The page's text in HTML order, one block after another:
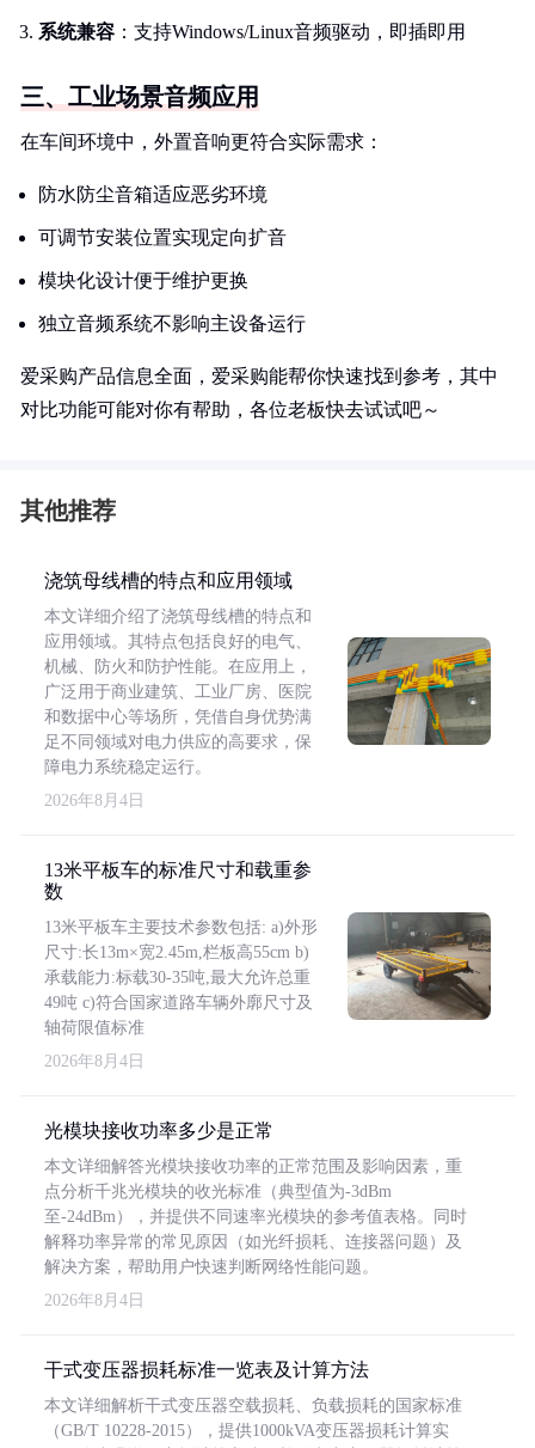
系统兼容 ：支持Windows/Linux音频驱动，即插即用
三、工业场景音频应用
在车间环境中，外置音响更符合实际需求：
防水防尘音箱适应恶劣环境
可调节安装位置实现定向扩音
模块化设计便于维护更换
独立音频系统不影响主设备运行
爱采购产品信息全面，爱采购能帮你快速找到参考，其中
对比功能可能对你有帮助，各位老板快去试试吧～
其他推荐
浇筑母线槽的特点和应用领域
本文详细介绍了浇筑母线槽的特点和
应用领域。其特点包括良好的电气、
机械、防火和防护性能。在应用上，
广泛用于商业建筑、工业厂房、医院
和数据中心等场所，凭借自身优势满
足不同领域对电力供应的高要求，保
障电力系统稳定运行。
2026年8月4日
13米平板车的标准尺寸和载重参
数
13米平板车主要技术参数包括: a)外形
尺寸:长13m×宽2.45m,栏板高55cm b)
承载能力:标载30-35吨,最大允许总重
49吨 c)符合国家道路车辆外廓尺寸及
轴荷限值标准
2026年8月4日
光模块接收功率多少是正常
本文详细解答光模块接收功率的正常范围及影响因素，重
点分析千兆光模块的收光标准（典型值为-3dBm
至-24dBm），并提供不同速率光模块的参考值表格。同时
解释功率异常的常见原因（如光纤损耗、连接器问题）及
解决方案，帮助用户快速判断网络性能问题。
2026年8月4日
干式变压器损耗标准一览表及计算方法
本文详细解析干式变压器空载损耗、负载损耗的国家标准
（GB/T 10228-2015），提供1000kVA变压器损耗计算实